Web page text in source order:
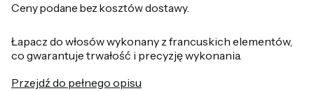
Ceny podane bez kosztów dostawy.
Łapacz do włosów wykonany z francuskich elementów,
co gwarantuje trwałość i precyzję wykonania.
Przejdź do pełnego opisu